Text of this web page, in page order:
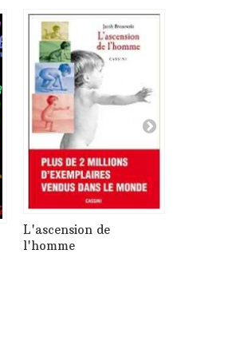
L'ascension de
l'homme